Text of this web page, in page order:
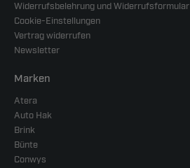
Widerrufsbelehrung und Widerrufsformular
Cookie-Einstellungen
Vertrag widerrufen
Newsletter
Marken
Atera
Auto Hak
Brink
Bünte
Conwys